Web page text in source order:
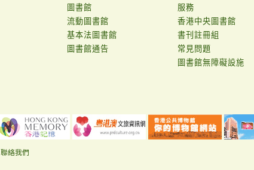
圖書館
流動圖書館
基本法圖書館
圖書館通告
服務
香港中央圖書館
書刊註冊組
常見問題
圖書館無障礙設施
聯絡我們